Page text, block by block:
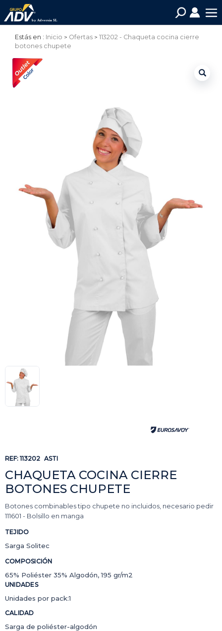
Estás en : Inicio Ofertas
113202 - Chaqueta cocina cierre
botones chupete
REF: 113202 ASTI
CHAQUETA COCINA CIERRE
BOTONES CHUPETE
Botones combinables tipo chupete no incluidos, necesario pedir
111601 - Bolsillo en manga
TEJIDO
Sarga Solitec
COMPOSICIÓN
65% Poliéster 35% Algodón, 195 gr/m2
UNIDADES
Unidades por pack:1
CALIDAD
Sarga de poliéster-algodón